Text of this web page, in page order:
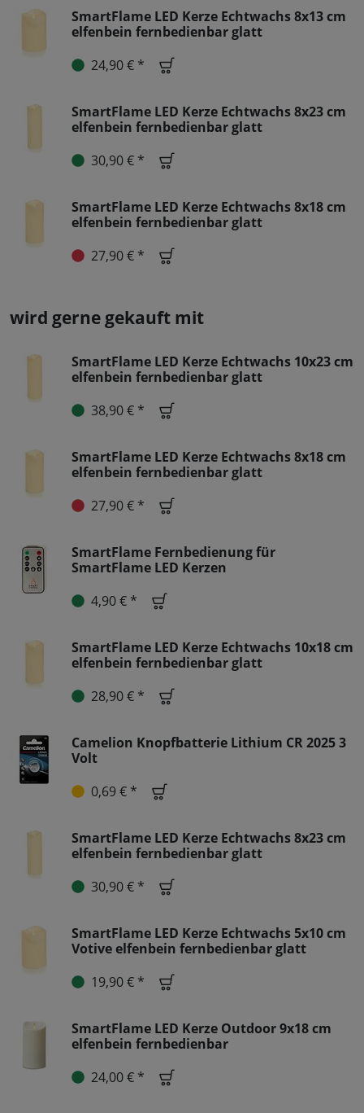
SmartFlame LED Kerze Echtwachs 8x13 cm
elfenbein fernbedienbar glatt
24,90 € *
SmartFlame LED Kerze Echtwachs 8x23 cm
elfenbein fernbedienbar glatt
30,90 € *
SmartFlame LED Kerze Echtwachs 8x18 cm
elfenbein fernbedienbar glatt
27,90 € *
wird gerne gekauft mit
SmartFlame LED Kerze Echtwachs 10x23 cm
elfenbein fernbedienbar glatt
38,90 € *
SmartFlame LED Kerze Echtwachs 8x18 cm
elfenbein fernbedienbar glatt
27,90 € *
SmartFlame Fernbedienung für
SmartFlame LED Kerzen
4,90 € *
SmartFlame LED Kerze Echtwachs 10x18 cm
elfenbein fernbedienbar glatt
28,90 € *
Camelion Knopfbatterie Lithium CR 2025 3
Volt
0,69 € *
SmartFlame LED Kerze Echtwachs 8x23 cm
elfenbein fernbedienbar glatt
30,90 € *
SmartFlame LED Kerze Echtwachs 5x10 cm
Votive elfenbein fernbedienbar glatt
19,90 € *
SmartFlame LED Kerze Outdoor 9x18 cm
elfenbein fernbedienbar
24,00 € *